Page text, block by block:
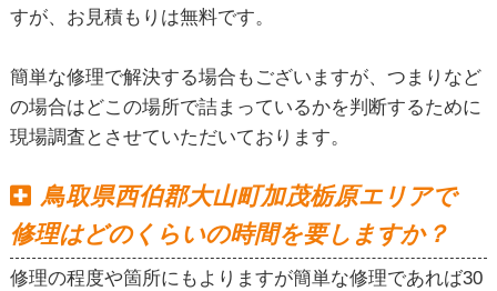
すが、お見積もりは無料です。
簡単な修理で解決する場合もございますが、つまりなど
の場合はどこの場所で詰まっているかを判断するために
現場調査とさせていただいております。
鳥取県西伯郡大山町加茂栃原エリアで
修理はどのくらいの時間を要しますか？
修理の程度や箇所にもよりますが簡単な修理であれば30